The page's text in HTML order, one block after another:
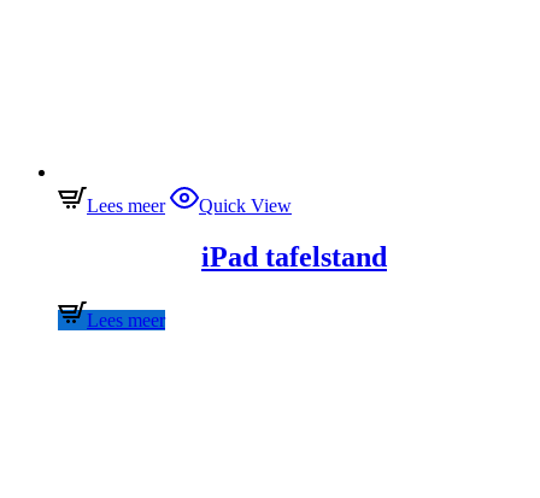
Lees meer Quick View
iPad tafelstand
Lees meer